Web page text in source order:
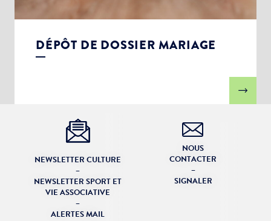
DÉPÔT DE DOSSIER MARIAGE
NEWSLETTER CULTURE
–
NEWSLETTER SPORT ET
VIE ASSOCIATIVE
–
ALERTES MAIL
NOUS
CONTACTER
–
SIGNALER